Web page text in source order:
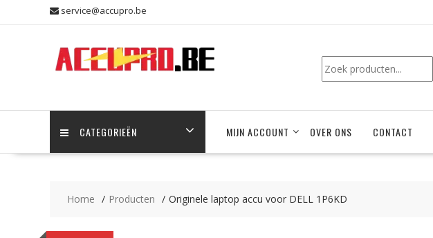
service@accupro.be
Zoeken
CATEGORIEËN MIJN ACCOUNT OVER ONS CONTACT
Home Producten Originele laptop accu voor DELL 1P6KD